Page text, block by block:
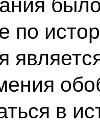
по
в